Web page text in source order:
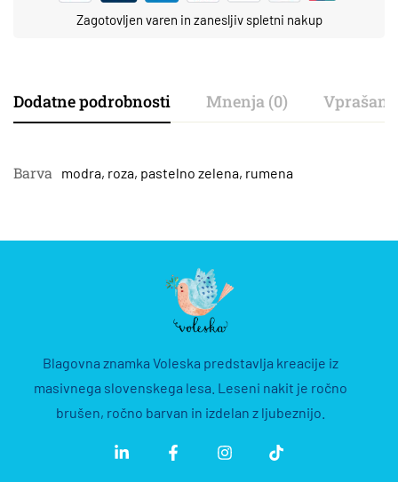
Zagotovljen varen in zanesljiv spletni nakup
Dodatne podrobnosti Mnenja (0)
Barva modra, roza, pastelno zelena, rumena
Blagovna znamka Voleska predstavlja kreacije iz
masivnega slovenskega lesa. Leseni nakit je ročno
brušen, ročno barvan in izdelan z ljubeznijo.